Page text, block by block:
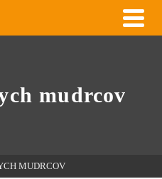
mudrcov
MUDRCOV